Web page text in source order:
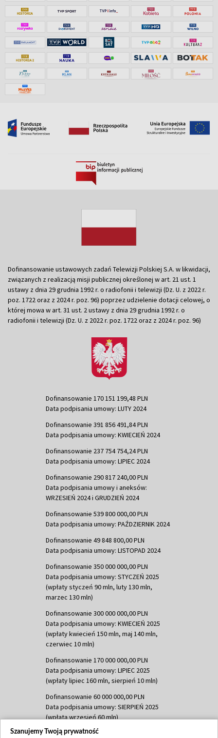
Dofinansowanie ustawowych zadań Telewizji Polskiej S.A. w likwidacji,
związanych z realizacją misji publicznej określonej w art. 21 ust. 1
ustawy z dnia 29 grudnia 1992 r. o radiofonii i telewizji (Dz. U. z 2022 r.
poz. 1722 oraz z 2024 r. poz. 96) poprzez udzielenie dotacji celowej, o
której mowa w art. 31 ust. 2 ustawy z dnia 29 grudnia 1992 r. o
radiofonii i telewizji (Dz. U. z 2022 r. poz. 1722 oraz z 2024 r. poz. 96)
Dofinansowanie 170 151 199,48 PLN
Data podpisania umowy: LUTY 2024
Dofinansowanie 391 856 491,84 PLN
Data podpisania umowy: KWIECIEŃ 2024
Dofinansowanie 237 754 754,24 PLN
Data podpisania umowy: LIPIEC 2024
Dofinansowanie 290 817 240,00 PLN
Data podpisania umowy i aneksów:
WRZESIEŃ 2024 i GRUDZIEŃ 2024
Dofinansowanie 539 800 000,00 PLN
Data podpisania umowy: PAŹDZIERNIK 2024
Dofinansowanie 49 848 800,00 PLN
Data podpisania umowy: LISTOPAD 2024
Dofinansowanie 350 000 000,00 PLN
Data podpisania umowy: STYCZEŃ 2025
(wpłaty styczeń 90 mln, luty 130 mln,
marzec 130 mln)
Dofinansowanie 300 000 000,00 PLN
Data podpisania umowy: KWIECIEŃ 2025
(wpłaty kwiecień 150 mln, maj 140 mln,
czerwiec 10 mln)
Dofinansowanie 170 000 000,00 PLN
Data podpisania umowy: LIPIEC 2025
(wpłaty lipiec 160 mln, sierpień 10 mln)
Dofinansowanie 60 000 000,00 PLN
Data podpisania umowy: SIERPIEŃ 2025
(wpłata wrzesień 60 mln)
Dofinansowanie 635 783 051,21 PLN
Szanujemy Twoją prywatność